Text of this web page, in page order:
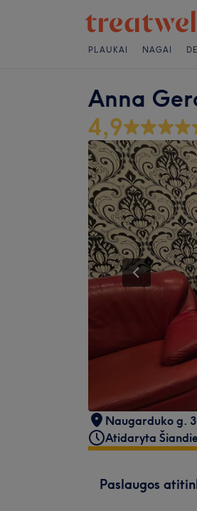
PLAUKAI NAGAI
Anna
4,9
Naugarduko g.
Atidaryta
Paslaugos